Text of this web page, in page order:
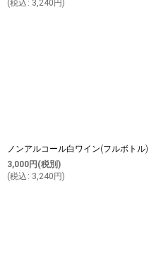
(税込 : 3,240 円 )
ノンアルコール白ワイン(フルボトル)
3,000円 (税別)
(税込 : 3,240 円)